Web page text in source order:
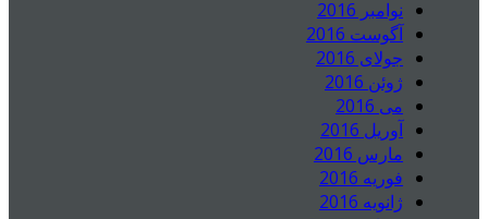
نوامبر 2016
آگوست 2016
جولای 2016
ژوئن 2016
می 2016
آوریل 2016
مارس 2016
فوریه 2016
ژانویه 2016